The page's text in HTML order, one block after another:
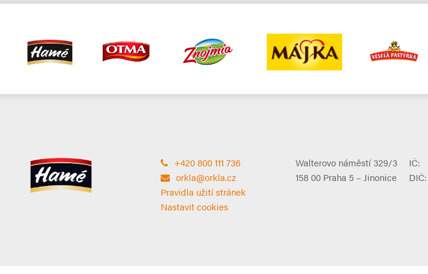
+420 800 111 736
orkla@orkla.cz
Pravidla užití stránek
Nastavit cookies
Walterovo náměstí 329/3
158 00 Praha 5 – Jinonice
IČ:
DIČ: